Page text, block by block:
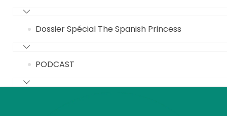
Dossier Spécial The Spanish Princess
PODCAST